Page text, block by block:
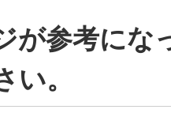
が参考にな
い。